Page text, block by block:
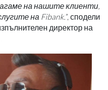
на нашите клиенти,
на Fibank.”, сподели
директор на